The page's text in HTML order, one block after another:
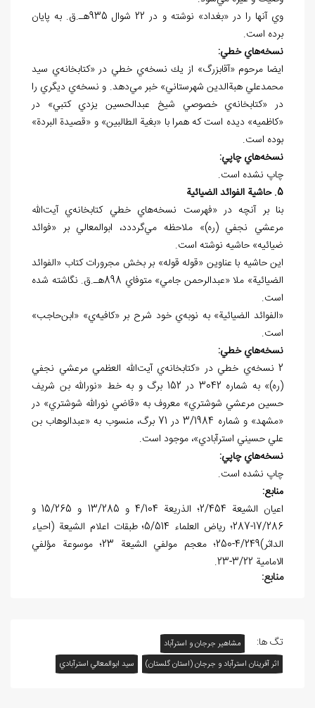
وي آنها را در «بغداد» نوشته و در 22 شوال 935هـ.ق. به پايان
برده است.
نسخههاي خطي:
ايضا مرحوم «آقابزرگ» از يك نسخه‌ي خطي در «کتابخانه‌ي سيد
محمدعلي هبةالدين شهرستاني» خبر ميدهد. و نسخهي ديگري را
در «کتابخانه‌ي خصوصي شيخ عبدالحسين يزدي كتبي» در
«كاظميه» ديده است كه همرا با «بغية الطالبين» و «قصيدة البردة»
بوده است.
نسخههاي چاپي:
چاپ نشده است.
5. حاشية الفوائد الضيائية
بنا بر آنچه در «فهرست نسخههاي خطي کتابخانه‌ي آيتالله
مرعشي نجفي (ره)» ملاحظه ميگرددد، ابوالمعالي بر «فوائد
ضيائيه» حاشيه نوشته است.
اين حاشيه با عناوين «قوله قوله» بر بخش مجرورات کتاب «الفوائد
الضيائية» ملا «عبدالرحمن جامي» متوفاي 898هـ.ق. نگاشته شده
است.
«الفوائد الضيائية» به نوبه‌ي خود شرح بر «کافيه‌ي» «ابن‌حاجب»
است.
نسخههاي خطي:
2 نسخه‌ي خطي در «کتابخانه‌ي آيت‌الله العظمي مرعشي نجفي
(ره)» به شماره 3042 در 152 برگ و به خط «نورالله بن شريف
حسين مرعشي شوشتري» معروف به «قاضي نورالله شوشتري» در
«مشهد» و شماره 3/1984 در 71 برگ، منسوب به «عبدالوهاب بن
علي حسيني استرآبادي»، موجود است.
نسخههاي چاپي:
چاپ نشده است.
منابع:
اعيان الشيعة 2/454؛ الذريعة 4/104 و 13/285 و 15/265 و
17/286-287؛ رياض العلماء 5/514؛ طبقات اعلام الشيعة (احياء
الداثر)4/249-250؛ معجم مولفي الشيعة 23؛ موسوعة مؤلفي
الامامية 3/22-23.
منابع:
تگ ها:
مشاهیر جرجان و استرآباد
اثر آفرينان استرآباد و جرجان (استان گلستان)
سيد ابوالمعالي استرآبادي